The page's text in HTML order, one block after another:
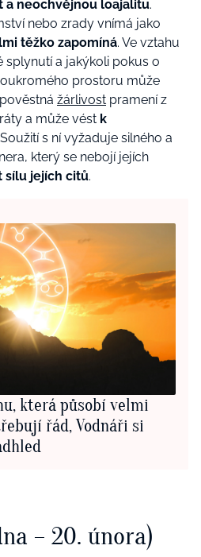
a neochvějnou loajalitu.
nebo zrady vnímá jako
těžko zapomíná. Ve vztahu
a jakýkoli pokus o
prostoru může
žárlivost pramení z
a může vést k
s ní vyžaduje silného a
který se nebojí jejích
sílu jejích citů.
která působí velmi
řád, Vodnáři si
– 20. února)